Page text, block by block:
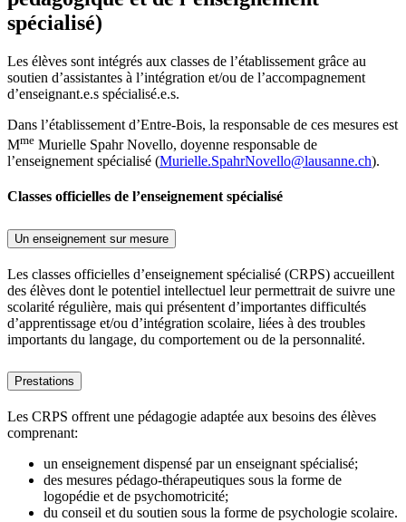
spécialisé)
Les élèves sont intégrés aux classes de l’établissement grâce au
soutien d’assistantes à l’intégration et/ou de l’accompagnement
d’enseignant.e.s spécialisé.e.s.
Dans l’établissement d’Entre-Bois, la responsable de ces mesures est
Mme Murielle Spahr Novello, doyenne responsable de
l’enseignement spécialisé (Murielle.SpahrNovello@lausanne.ch).
Classes officielles de l’enseignement spécialisé
Un enseignement sur mesure
Les classes officielles d’enseignement spécialisé (CRPS) accueillent
des élèves dont le potentiel intellectuel leur permettrait de suivre une
scolarité régulière, mais qui présentent d’importantes difficultés
d’apprentissage et/ou d’intégration scolaire, liées à des troubles
importants du langage, du comportement ou de la personnalité.
Prestations
Les CRPS offrent une pédagogie adaptée aux besoins des élèves
comprenant:
un enseignement dispensé par un enseignant spécialisé;
des mesures pédago-thérapeutiques sous la forme de
logopédie et de psychomotricité;
du conseil et du soutien sous la forme de psychologie scolaire.